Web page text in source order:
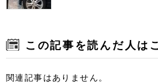
この記事を読んだ人は
関連記事はありません。